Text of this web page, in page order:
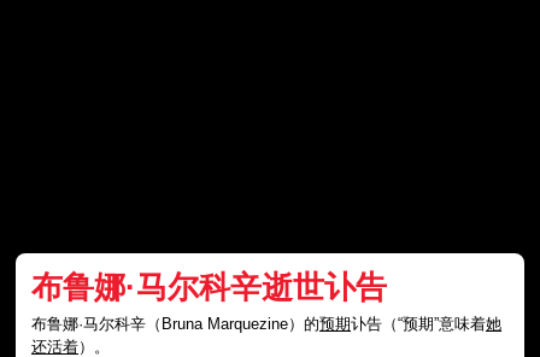
布鲁娜·马尔科辛逝世讣告
布鲁娜·马尔科辛（Bruna Marquezine）的预期讣告（“预期”意味着她
还活着）。